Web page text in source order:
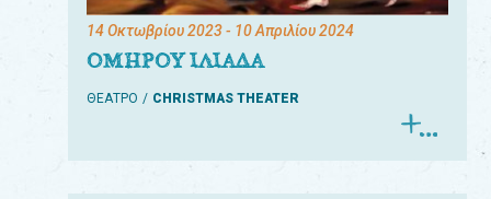
14 Οκτωβρίου 2023- 10 Απριλίου 2024
ΟΜΗΡΟΥ ΙΛΙΑΔΑ
ΘΕΑΤΡΟ CHRISTMAS THEATER